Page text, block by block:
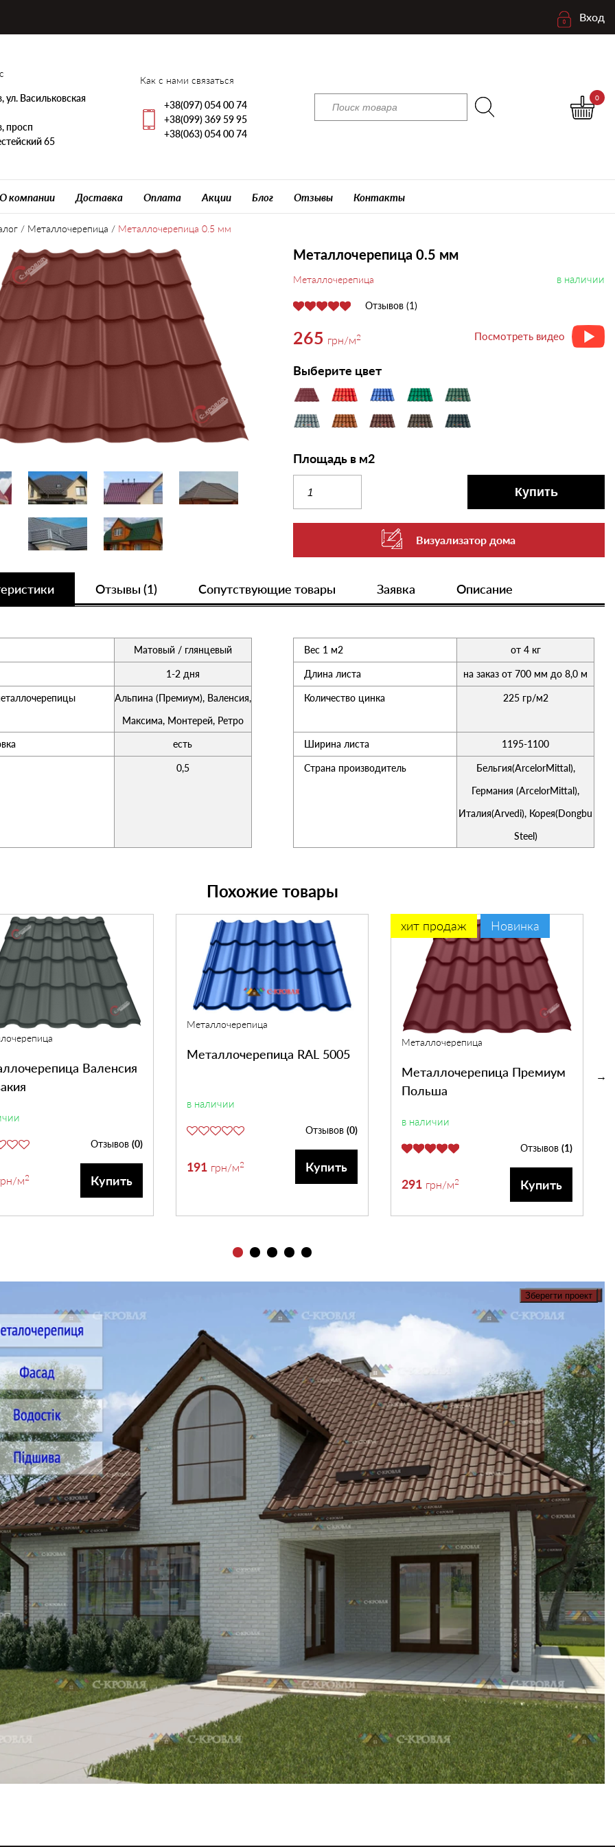
Вход
ул. Васильковская
просп
65
Как с нами связаться
+38(097) 054 00 74
+38(099) 369 59 95
+38(063) 054 00 74
0
О компании Доставка Оплата Акции Блог Отзывы Контакты
/ Металлочерепица / Металлочерепица 0.5 мм
Металлочерепица 0.5 мм
Металлочерепица в наличии
Отзывов (1)
265 грн/м2 Посмотреть видео
Выберите цвет
Площадь в м2
Купить
Визуализатор дома
Отзывы (1) Сопутствующие товары Заявка Описание
Матовый / глянцевый Вес 1 м2 от 4 кг
1-2 дня Длина листа на заказ от 700 мм до 8,0 м
Альпина (Премиум), Валенсия,
Максима, Монтерей, Ретро
Количество цинка 225 гр/м2
есть Ширина листа 1195-1100
0,5 Страна производитель
Бельгия(ArcelorMittal),
Германия (ArcelorMittal),
Италия(Arvedi), Корея(Dongbu
Steel)
Похожие товары
Валенсия
Отзывов (0)
/м2 Купить
Металлочерепица
Металлочерепица RAL 5005
в наличии
Отзывов (0)
191 грн/м2 Купить
хит продаж Новинка
Металлочерепица
Металлочерепица Премиум
Польша
в наличии
Отзывов (1)
291 грн/м2 Купить
Зберегти проект